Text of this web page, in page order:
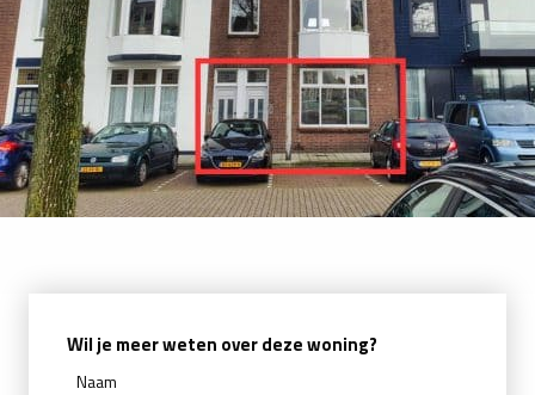
Wil je meer weten over deze woning?
Naam